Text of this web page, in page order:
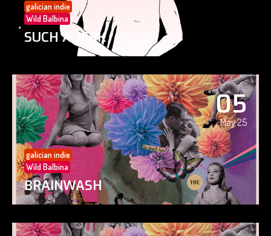
galician indie
Wild Balbina
SUCH A JERK
05
May 25
galician indie
Wild Balbina
BRAINWASH